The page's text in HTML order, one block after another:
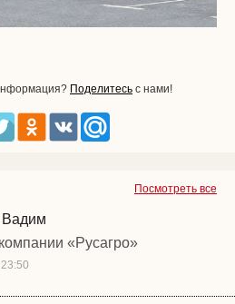
Поделитесь с нами!
Посмотреть все
«Русагро»